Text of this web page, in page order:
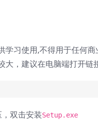
学习使用,不得用于任何商
大，建议在电脑端打开链
双击安装Setup.exe